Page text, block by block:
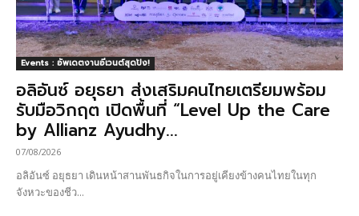
Events : อัพเดตงานอีเวนต์สุดปัง!
อลิอันซ์ อยุธยา ส่งเสริมคนไทยเตรียมพร้อม
รับมือวิกฤต เปิดพื้นที่ “Level Up the Care
by Allianz Ayudhy...
07/08/2026
อลิอันซ์ อยุธยา เดินหน้าสานพันธกิจในการอยู่เคียงข้างคนไทยในทุก
จังหวะของชีว...